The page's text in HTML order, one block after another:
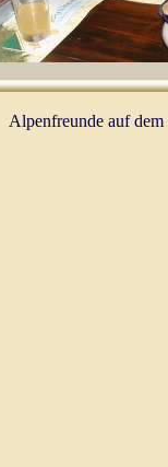
Alpenfreunde auf